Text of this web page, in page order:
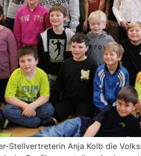
Stellvertreterin Anja Kolb die